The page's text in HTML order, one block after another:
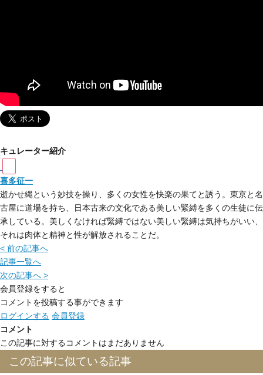
キュレーター紹介
喜多征一
逝かせ縄という妙技を操り、多くの女性を快楽の果てと誘う。東京と名
古屋に道場を持ち、日本古来の文化である美しい緊縛を多くの生徒に伝
承している。美しくなければ緊縛ではない美しい緊縛は気持ちがいい、
それは肉体と精神と性が解放されることだ。
< 前の記事へ
記事一覧へ
次の記事へ >
会員登録をすると
コメントを投稿する事ができます
ログインする 会員登録
コメント
この記事に対するコメントはまだありません
この記事に似ている記事